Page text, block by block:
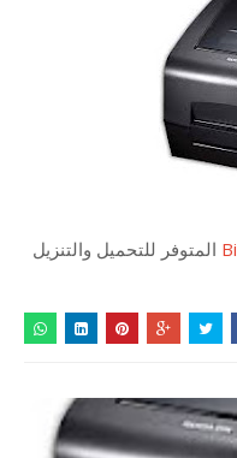
المتوفر للتحميل والتنزيل